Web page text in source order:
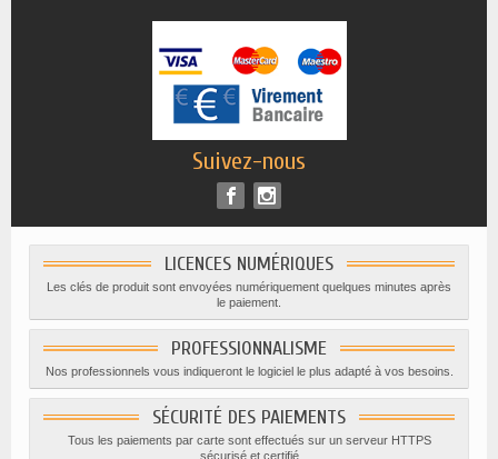
Suivez-nous
LICENCES NUMÉRIQUES
Les clés de produit sont envoyées numériquement quelques minutes après
le paiement.
PROFESSIONNALISME
Nos professionnels vous indiqueront le logiciel le plus adapté à vos besoins.
SÉCURITÉ DES PAIEMENTS
Tous les paiements par carte sont effectués sur un serveur HTTPS
sécurisé et certifié